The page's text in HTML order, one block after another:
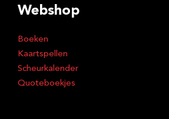
Webshop
Boeken
Kaartspellen
Scheurkalender
Quoteboekjes